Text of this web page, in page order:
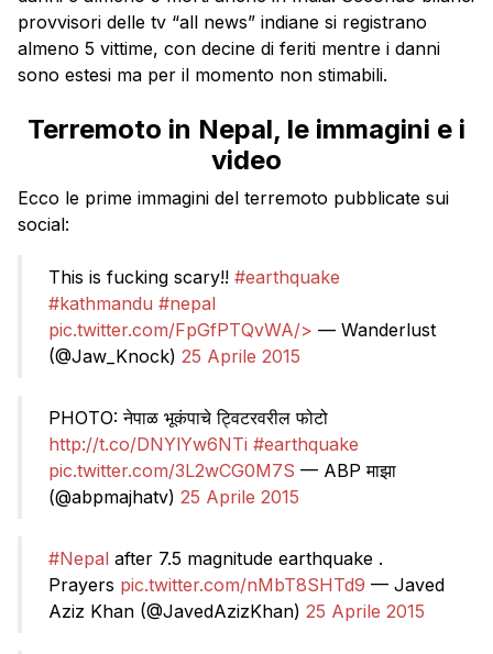
provvisori delle tv “all news” indiane si registrano
almeno 5 vittime, con decine di feriti mentre i danni
sono estesi ma per il momento non stimabili.
Terremoto in Nepal, le immagini e i
video
Ecco le prime immagini del terremoto pubblicate sui
social:
This is fucking scary!! #earthquake
#kathmandu #nepal
pic.twitter.com/FpGfPTQvWA/> — Wanderlust
(@Jaw_Knock) 25 Aprile 2015
PHOTO: नेपाळ भूकंपाचे ट्विटरवरील फोटो
http://t.co/DNYlYw6NTi #earthquake
pic.twitter.com/3L2wCG0M7S — ABP माझा
(@abpmajhatv) 25 Aprile 2015
#Nepal after 7.5 magnitude earthquake .
Prayers pic.twitter.com/nMbT8SHTd9 — Javed
Aziz Khan (@JavedAzizKhan) 25 Aprile 2015